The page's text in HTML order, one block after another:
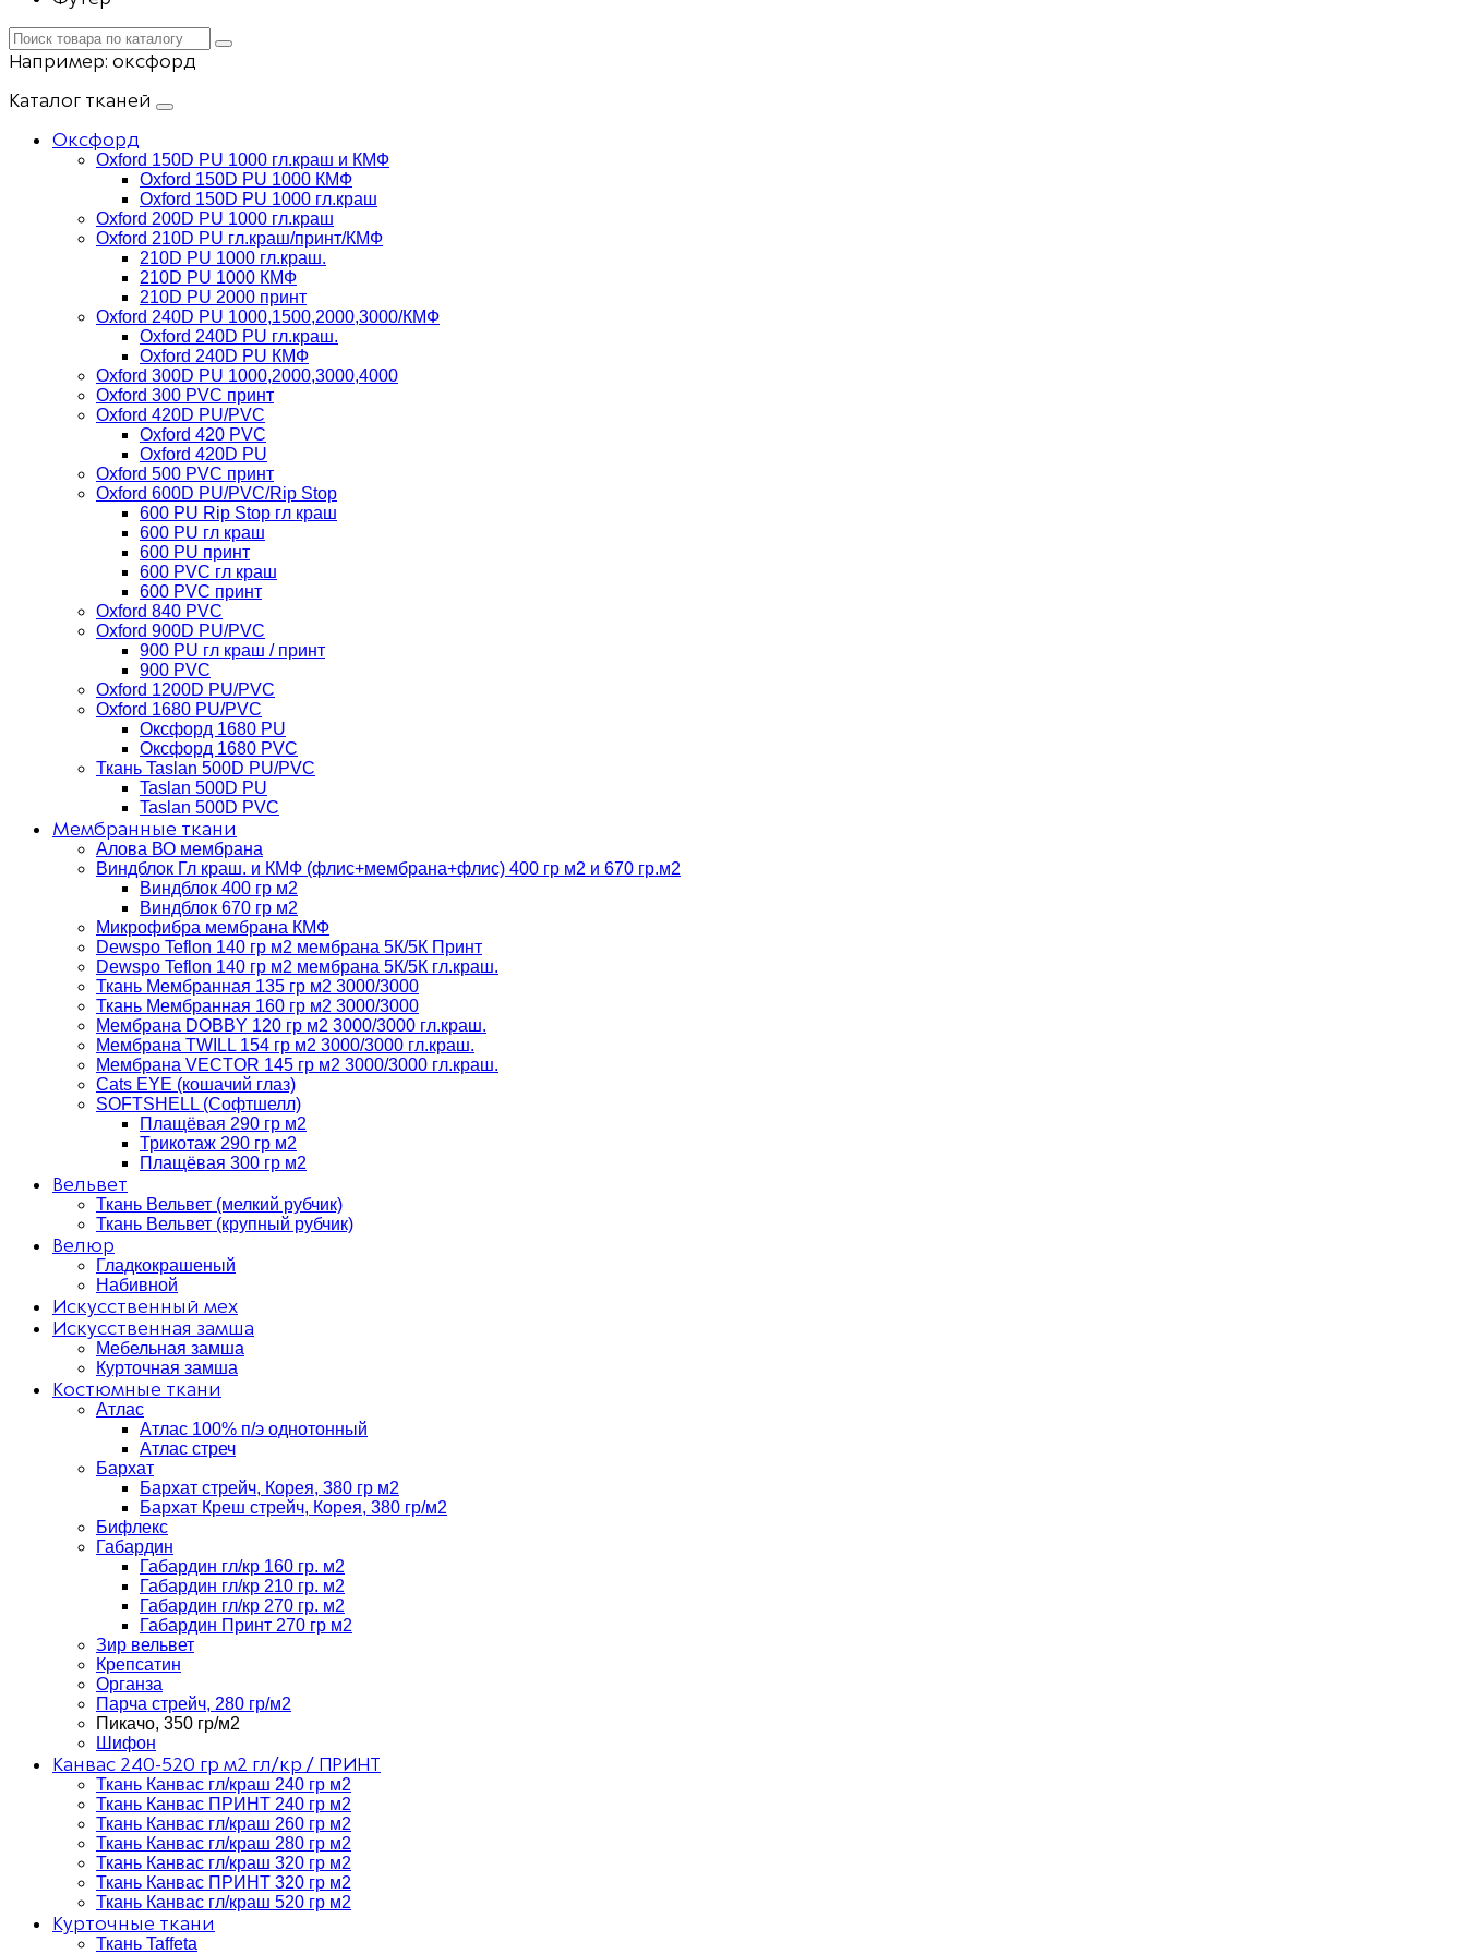
Например: оксфорд
Каталог тканей
Оксфорд
Oxford 150D PU 1000 гл.краш и КМФ
Oxford 150D PU 1000 КМФ
Oxford 150D PU 1000 гл.краш
Oxford 200D PU 1000 гл.краш
Oxford 210D PU гл.краш/принт/КМФ
210D PU 1000 гл.краш.
210D PU 1000 КМФ
210D PU 2000 принт
Oxford 240D PU 1000,1500,2000,3000/КМФ
Oxford 240D PU гл.краш.
Oxford 240D PU КМФ
Oxford 300D PU 1000,2000,3000,4000
Oxford 300 PVC принт
Oxford 420D PU/PVC
Oxford 420 PVC
Oxford 420D PU
Oxford 500 PVC принт
Oxford 600D PU/PVC/Rip Stop
600 PU Rip Stop гл краш
600 PU гл краш
600 PU принт
600 PVC гл краш
600 PVC принт
Oxford 840 PVC
Oxford 900D PU/PVC
900 PU гл краш / принт
900 PVC
Oxford 1200D PU/PVC
Oxford 1680 PU/PVC
Оксфорд 1680 PU
Оксфорд 1680 PVC
Ткань Taslan 500D PU/PVC
Taslan 500D PU
Taslan 500D PVC
Мембранные ткани
Алова ВО мембрана
Виндблок Гл краш. и КМФ (флис+мембрана+флис) 400 гр м2 и 670 гр.м2
Виндблок 400 гр м2
Виндблок 670 гр м2
Микрофибра мембрана КМФ
Dewspo Teflon 140 гр м2 мембрана 5К/5К Принт
Dewspo Teflon 140 гр м2 мембрана 5К/5К гл.краш.
Ткань Мембранная 135 гр м2 3000/3000
Ткань Мембранная 160 гр м2 3000/3000
Мембрана DOBBY 120 гр м2 3000/3000 гл.краш.
Мембрана TWILL 154 гр м2 3000/3000 гл.краш.
Мембрана VECTOR 145 гр м2 3000/3000 гл.краш.
Cats EYE (кошачий глаз)
SOFTSHELL (Софтшелл)
Плащёвая 290 гр м2
Трикотаж 290 гр м2
Плащёвая 300 гр м2
Вельвет
Ткань Вельвет (мелкий рубчик)
Ткань Вельвет (крупный рубчик)
Велюр
Гладкокрашеный
Набивной
Искусственный мех
Искусственная замша
Мебельная замша
Курточная замша
Костюмные ткани
Атлас
Атлас 100% п/э однотонный
Атлас стреч
Бархат
Бархат стрейч, Корея, 380 гр м2
Бархат Креш стрейч, Корея, 380 гр/м2
Бифлекс
Габардин
Габардин гл/кр 160 гр. м2
Габардин гл/кр 210 гр. м2
Габардин гл/кр 270 гр. м2
Габардин Принт 270 гр м2
Зир вельвет
Крепсатин
Органза
Парча стрейч, 280 гр/м2
Пикачо, 350 гр/м2
Шифон
Канвас 240-520 гр м2 гл/кр / ПРИНТ
Ткань Канвас гл/краш 240 гр м2
Ткань Канвас ПРИНТ 240 гр м2
Ткань Канвас гл/краш 260 гр м2
Ткань Канвас гл/краш 280 гр м2
Ткань Канвас гл/краш 320 гр м2
Ткань Канвас ПРИНТ 320 гр м2
Ткань Канвас гл/краш 520 гр м2
Курточные ткани
Ткань Taffeta